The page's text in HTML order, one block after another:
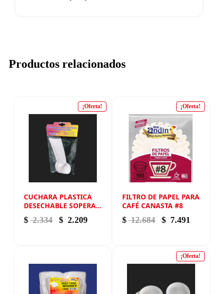
Productos relacionados
¡Oferta!
CUCHARA PLASTICA
DESECHABLE SOPERA
BLANCA X 20 NEW
ANDIN
$ 2.334 El precio original era: $ 2.334.
$ 2.209El precio actual es: $ 2.209.
¡Oferta!
FILTRO DE PAPEL PARA
CAFÉ CANASTA #8
$ 12.684 El precio
$ 7.491
¡Oferta!